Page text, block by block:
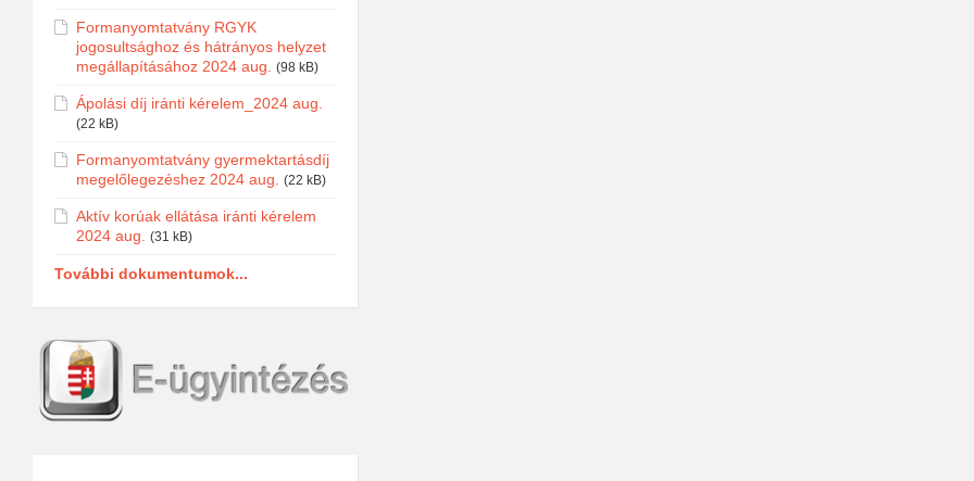
Formanyomtatvány RGYK
jogosultsághoz és hátrányos helyzet
megállapításához 2024 aug.
(98 kB)
Ápolási díj iránti kérelem_2024 aug.
(22 kB)
Formanyomtatvány gyermektartásdíj
megelőlegezéshez 2024 aug.
(22 kB)
Aktív korúak ellátása iránti kérelem
2024 aug.
(31 kB)
További dokumentumok...